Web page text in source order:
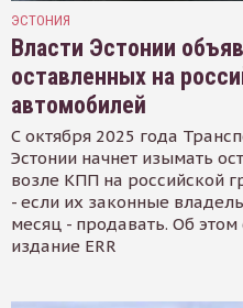
ЭСТОНИЯ
Власти Эстонии
оставленных на
автомобилей
С октября 2025 года
Эстонии начнет изымать
возле КПП на российской
- если их законные
месяц - продавать. Об
издание ERR